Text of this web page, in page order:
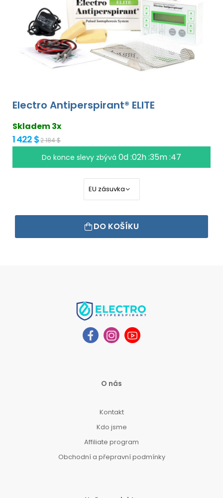
Electro Antiperspirant® ELITE
Skladem 3x
1 422 $2 184 $
Do konce slevy zbývá 0d :02h :35m :46
DO KOŠÍKU
O nás
Kontakt
Kdo jsme
Affiliate program
Obchodní a přepravní podmínky